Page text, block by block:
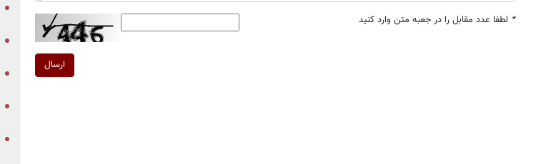
* لطفا عدد مقابل را در جعبه متن وارد کنید
ارسال